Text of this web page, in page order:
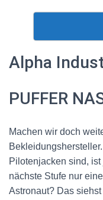
Alpha
PUFFER
Machen wir doch
Pilotenjacken sind,
nächste Stufe nur
Astronaut? Das